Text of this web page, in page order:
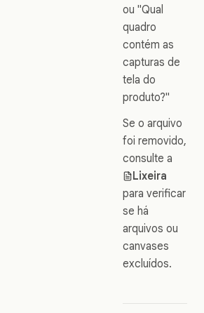
ou "Qual
quadro
contém as
capturas de
tela do
produto?"
Se o arquivo
foi removido,
consulte a
Lixeira
para verificar
se há
arquivos ou
canvases
excluídos.